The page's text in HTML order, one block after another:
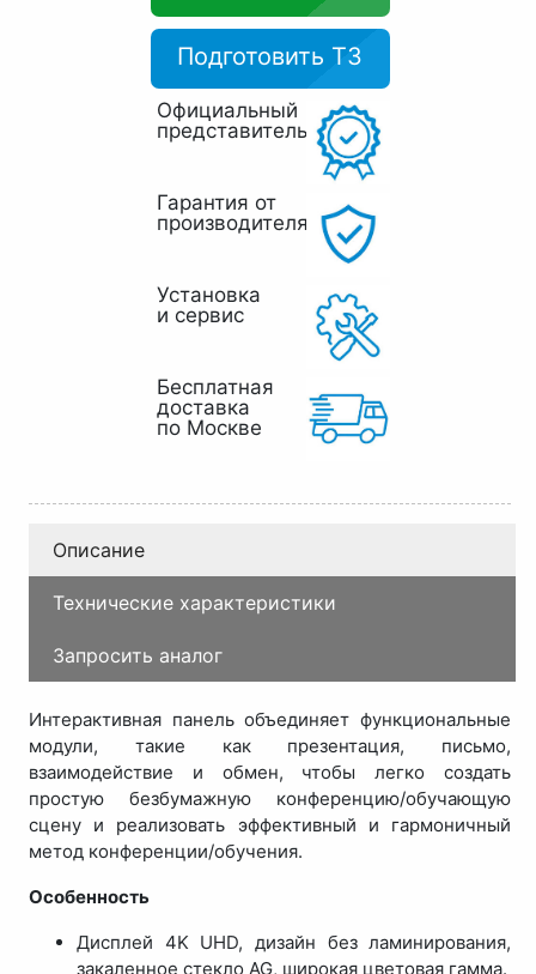
Подготовить ТЗ
Официальный
представитель
Гарантия от
производителя
Установка
и сервис
Бесплатная
доставка
по Москве
Описание
Технические характеристики
Запросить аналог
Интерактивная панель объединяет функциональные
модули, такие как презентация, письмо,
взаимодействие и обмен, чтобы легко создать
простую безбумажную конференцию/обучающую
сцену и реализовать эффективный и гармоничный
метод конференции/обучения.
Особенность
Дисплей 4K UHD, дизайн без ламинирования,
закаленное стекло AG, широкая цветовая гамма.